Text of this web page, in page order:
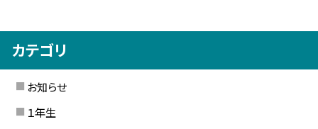
カテゴリ
お知らせ
１年生